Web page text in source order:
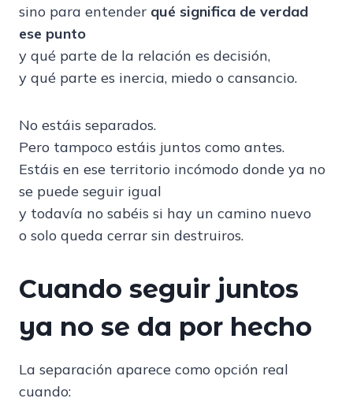
sino para entender qué significa de verdad
ese punto
y qué parte de la relación es decisión,
y qué parte es inercia, miedo o cansancio.
No estáis separados.
Pero tampoco estáis juntos como antes.
Estáis en ese territorio incómodo donde ya no
se puede seguir igual
y todavía no sabéis si hay un camino nuevo
o solo queda cerrar sin destruiros.
Cuando seguir juntos
ya no se da por hecho
La separación aparece como opción real
cuando: